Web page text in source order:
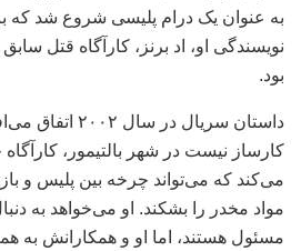
به عنوان یک درام پلیسی شروع شد که
نویسندگی او، اد برنز، کارآگاه قتل
بود.
داستان سریال در
کارساز نیست در شهر بالتیمور،
می‌کند که می‌تواند چرخه بین پلیس و
مواد مخدر را بشکند. او می‌خواهد به
مسئول هستند، اما او و همکارانش به